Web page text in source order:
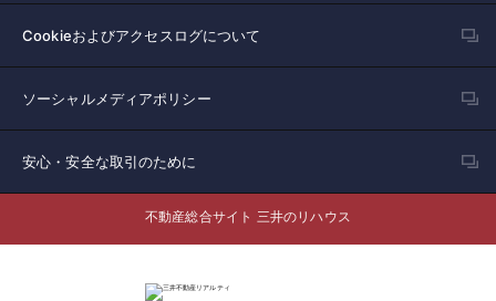
Cookieおよびアクセスログについて
ソーシャルメディアポリシー
安心・安全な取引のために
不動産総合サイト 三井のリハウス